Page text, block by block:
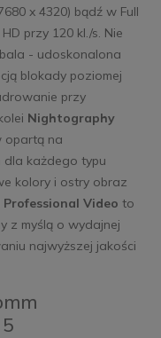
x 4320) bądź w Full
przy 120 kl./s. Nie
- udoskonalona
blokady poziomej
przy
Nightography
opartą na
dla każdego typu
kolory i ostry obraz
Video to
z myślą o wydajnej
najwyższej jakości